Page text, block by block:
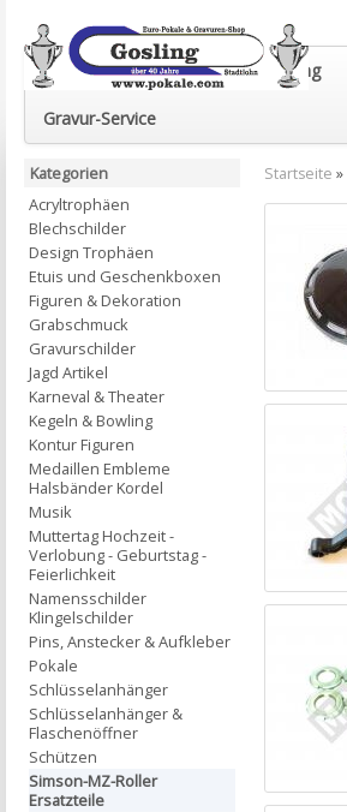
Euro-Pokale & Gravur-Shop Gosling
Gravur-Service
Startseite »
Kategorien
Acryltrophäen
Blechschilder
Design Trophäen
Etuis und Geschenkboxen
Figuren & Dekoration
Grabschmuck
Gravurschilder
Jagd Artikel
Karneval & Theater
Kegeln & Bowling
Kontur Figuren
Medaillen Embleme
Halsbänder Kordel
Musik
Muttertag Hochzeit -
Verlobung - Geburtstag -
Feierlichkeit
Namensschilder
Klingelschilder
Pins, Anstecker & Aufkleber
Pokale
Schlüsselanhänger
Schlüsselanhänger &
Flaschenöffner
Schützen
Simson-MZ-Roller
Ersatzteile